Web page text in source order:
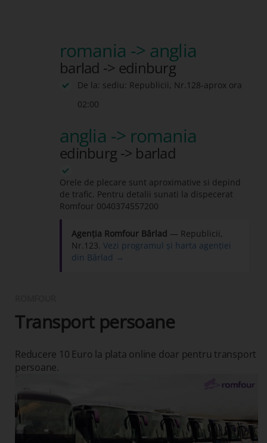
romania -> anglia
barlad -> edinburg
De la: sediu: Republicii, Nr.128-aprox ora
02:00
anglia -> romania
edinburg -> barlad
Orele de plecare sunt aproximative si depind
de trafic. Pentru detalii sunati la dispecerat
Romfour 0040374557200
Agenția Romfour Bârlad — Republicii,
Nr.123. Vezi programul și harta agenției
din Bârlad →
Transport persoane
Reducere 10 Euro la plata online doar pentru transport
persoane.